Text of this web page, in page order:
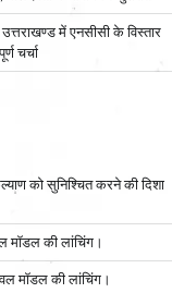
में एनसीसी के विस्तार
चर्चा
को सुनिश्चित करने की दिशा
मॉडल की लांचिंग।
मॉडल की लांचिंग।